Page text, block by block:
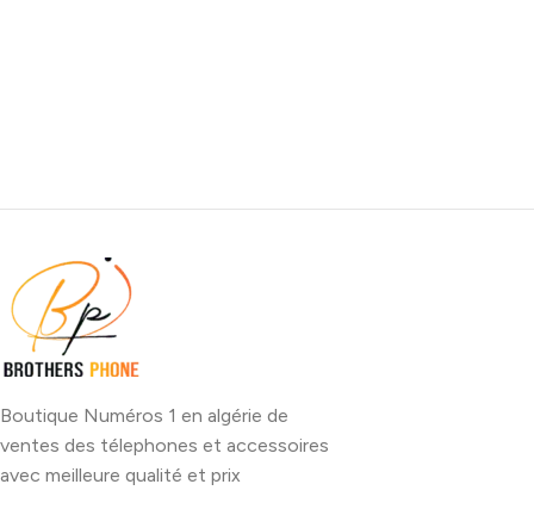
Boutique Numéros 1 en algérie de
ventes des télephones et accessoires
avec meilleure qualité et prix